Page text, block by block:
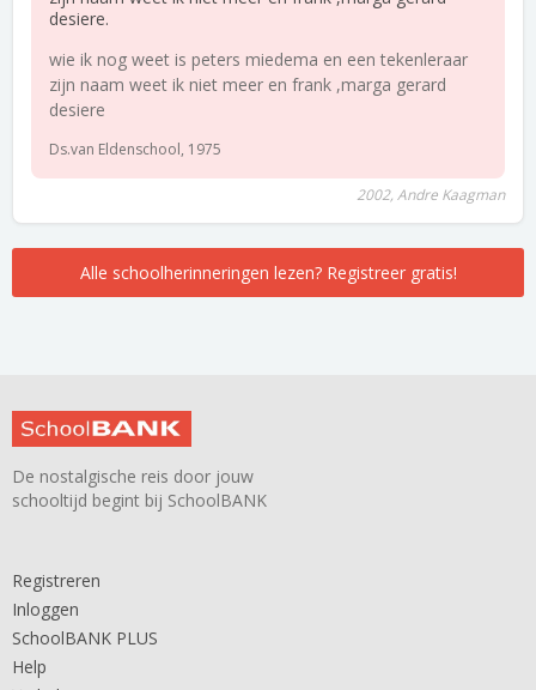
desiere.
wie ik nog weet is peters miedema en een tekenleraar
zijn naam weet ik niet meer en frank ,marga gerard
desiere
Ds.van Eldenschool, 1975
2002, Andre Kaagman
Alle schoolherinneringen lezen? Registreer gratis!
De nostalgische reis door jouw
schooltijd begint bij SchoolBANK
Registreren
Inloggen
SchoolBANK PLUS
Help